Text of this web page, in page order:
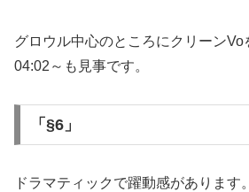
グロウル中心のところにクリーンVo
04:02～も見事です。
「§6」
ドラマティックで躍動感があります。